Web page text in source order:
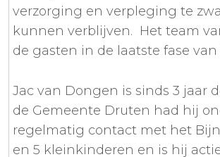
verzorging en verpleging te
kunnen verblijven. Het team
de gasten in de laatste fase
Jac van Dongen is sinds 3 jaar
de Gemeente Druten had hij
regelmatig contact met het
en 5 kleinkinderen en is hij